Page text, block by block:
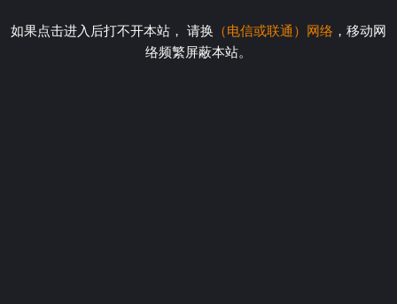
如果点击进入后打不开本站， 请换 （电信或联通）网络 ，移动网
络频繁屏蔽本站。